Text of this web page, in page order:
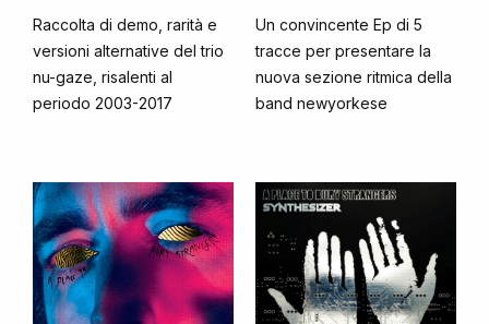
Raccolta di demo, rarità e
versioni alternative del trio
nu-gaze, risalenti al
periodo 2003-2017
Un convincente Ep di 5
tracce per presentare la
nuova sezione ritmica della
band newyorkese